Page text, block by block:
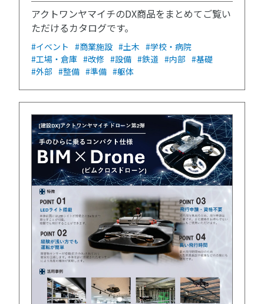
アクトワンヤマイチのDX商品をまとめてご覧い
ただけるカタログです。
#イベント #商業施設 #土木 #学校・病院
#工場・倉庫 #改修 #設備 #鉄道 #内部 #基礎
#外部 #整備 #準備 #躯体